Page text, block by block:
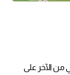
من الآخر على